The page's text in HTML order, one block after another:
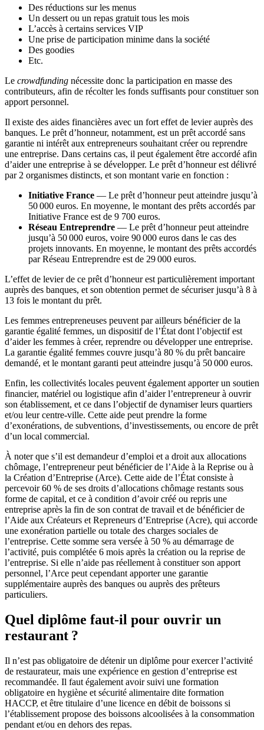
Des réductions sur les menus
Un dessert ou un repas gratuit tous les mois
L’accès à certains services VIP
Une prise de participation minime dans la société
Des goodies
Etc.
Le crowdfunding nécessite donc la participation en masse des
contributeurs, afin de récolter les fonds suffisants pour constituer son
apport personnel.
Il existe des aides financières avec un fort effet de levier auprès des
banques. Le prêt d’honneur, notamment, est un prêt accordé sans
garantie ni intérêt aux entrepreneurs souhaitant créer ou reprendre
une entreprise. Dans certains cas, il peut également être accordé afin
d’aider une entreprise à se développer. Le prêt d’honneur est délivré
par 2 organismes distincts, et son montant varie en fonction :
Initiative France — Le prêt d’honneur peut atteindre jusqu’à
50 000 euros. En moyenne, le montant des prêts accordés par
Initiative France est de 9 700 euros.
Réseau Entreprendre — Le prêt d’honneur peut atteindre
jusqu’à 50 000 euros, voire 90 000 euros dans le cas des
projets innovants. En moyenne, le montant des prêts accordés
par Réseau Entreprendre est de 29 000 euros.
L’effet de levier de ce prêt d’honneur est particulièrement important
auprès des banques, et son obtention permet de sécuriser jusqu’à 8 à
13 fois le montant du prêt.
Les femmes entrepreneuses peuvent par ailleurs bénéficier de la
garantie égalité femmes, un dispositif de l’État dont l’objectif est
d’aider les femmes à créer, reprendre ou développer une entreprise.
La garantie égalité femmes couvre jusqu’à 80 % du prêt bancaire
demandé, et le montant garanti peut atteindre jusqu’à 50 000 euros.
Enfin, les collectivités locales peuvent également apporter un soutien
financier, matériel ou logistique afin d’aider l’entrepreneur à ouvrir
son établissement, et ce dans l’objectif de dynamiser leurs quartiers
et/ou leur centre-ville. Cette aide peut prendre la forme
d’exonérations, de subventions, d’investissements, ou encore de prêt
d’un local commercial.
À noter que s’il est demandeur d’emploi et a droit aux allocations
chômage, l’entrepreneur peut bénéficier de l’Aide à la Reprise ou à
la Création d’Entreprise (Arce). Cette aide de l’État consiste à
percevoir 60 % de ses droits d’allocations chômage restants sous
forme de capital, et ce à condition d’avoir créé ou repris une
entreprise après la fin de son contrat de travail et de bénéficier de
l’Aide aux Créateurs et Repreneurs d’Entreprise (Acre), qui accorde
une exonération partielle ou totale des charges sociales de
l’entreprise. Cette somme sera versée à 50 % au démarrage de
l’activité, puis complétée 6 mois après la création ou la reprise de
l’entreprise. Si elle n’aide pas réellement à constituer son apport
personnel, l’Arce peut cependant apporter une garantie
supplémentaire auprès des banques ou auprès des prêteurs
particuliers.
Quel diplôme faut-il pour ouvrir un
restaurant ?
Il n’est pas obligatoire de détenir un diplôme pour exercer l’activité
de restaurateur, mais une expérience en gestion d’entreprise est
recommandée. Il faut également avoir suivi une formation
obligatoire en hygiène et sécurité alimentaire dite formation
HACCP, et être titulaire d’une licence en débit de boissons si
l’établissement propose des boissons alcoolisées à la consommation
pendant et/ou en dehors des repas.